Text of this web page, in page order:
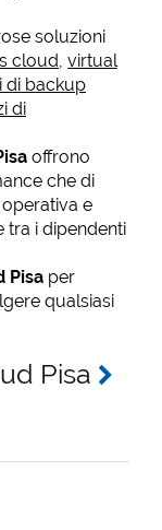
soluzioni
cloud, virtual
di backup
di
offrono
che di
e
tra i dipendenti
Pisa per
qualsiasi
Pisa